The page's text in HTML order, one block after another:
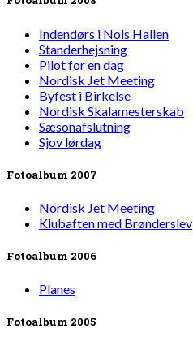
Indendørs i Nols Hallen
Standerhejsning
Pilot for en dag
Nordisk Jet Meeting
Byfest i Birkelse
Nordisk Skalamesterskab
Sæsonafslutning
Sjov lørdag
Fotoalbum 2007
Nordisk Jet Meeting
Klubaften med Brønderslev
Fotoalbum 2006
Planes
Fotoalbum 2005